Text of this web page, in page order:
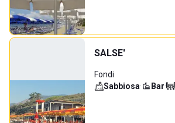
SALSE'
Fondi
Sabbiosa· Bar·